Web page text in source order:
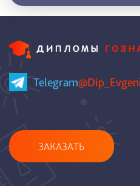
Telegram
ЗАКАЗАТЬ